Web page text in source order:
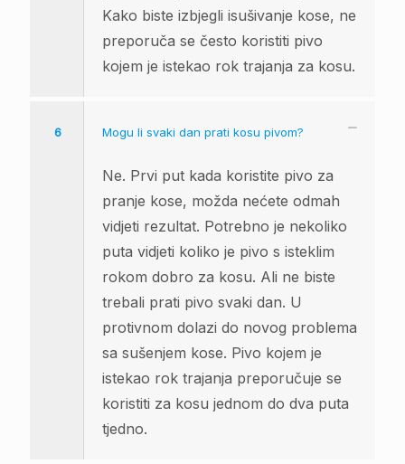
Kako biste izbjegli isušivanje kose, ne
preporuča se često koristiti pivo
kojem je istekao rok trajanja za kosu.
6 Mogu li svaki dan prati kosu pivom?
Ne. Prvi put kada koristite pivo za
pranje kose, možda nećete odmah
vidjeti rezultat. Potrebno je nekoliko
puta vidjeti koliko je pivo s isteklim
rokom dobro za kosu. Ali ne biste
trebali prati pivo svaki dan. U
protivnom dolazi do novog problema
sa sušenjem kose. Pivo kojem je
istekao rok trajanja preporučuje se
koristiti za kosu jednom do dva puta
tjedno.